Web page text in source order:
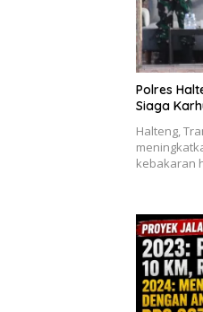
Polres
Siaga
Halteng,
kebakaran